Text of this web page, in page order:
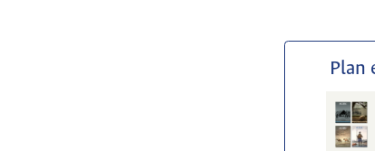
Plan